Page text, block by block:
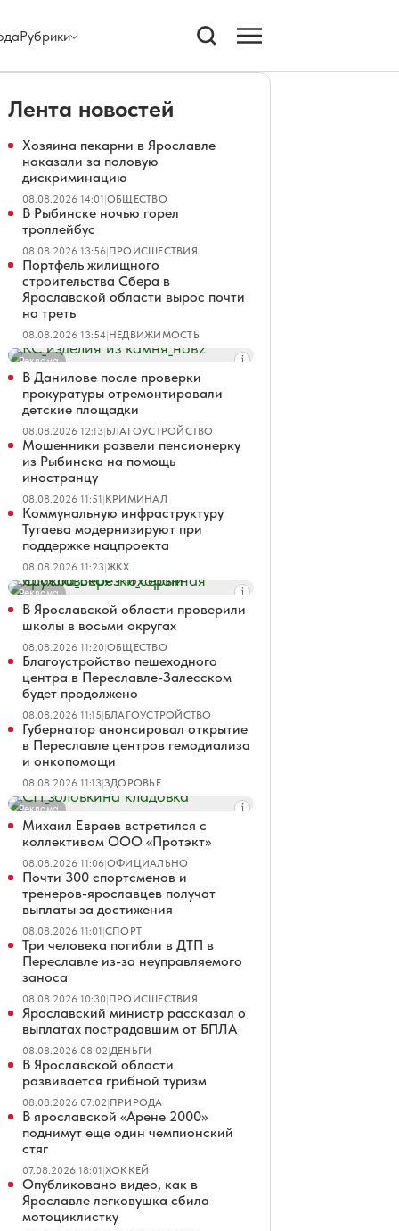
Рубрики
Лента новостей
Хозяина пекарни в Ярославле
наказали за половую
дискриминацию
08.08.2026 14:01|ОБЩЕСТВО
В Рыбинске ночью горел
троллейбус
08.08.2026 13:56|ПРОИСШЕСТВИЯ
Портфель жилищного
строительства Сбера в
Ярославской области вырос почти
на треть
08.08.2026 13:54|НЕДВИЖИМОСТЬ
Реклама
В Данилове после проверки
прокуратуры отремонтировали
детские площадки
08.08.2026 12:13|БЛАГОУСТРОЙСТВО
Мошенники развели пенсионерку
из Рыбинска на помощь
иностранцу
08.08.2026 11:51|КРИМИНАЛ
Коммунальную инфраструктуру
Тутаева модернизируют при
поддержке нацпроекта
08.08.2026 11:23|ЖКХ
Реклама
В Ярославской области проверили
школы в восьми округах
08.08.2026 11:20|ОБЩЕСТВО
Благоустройство пешеходного
центра в Переславле-Залесском
будет продолжено
08.08.2026 11:15|БЛАГОУСТРОЙСТВО
Губернатор анонсировал открытие
в Переславле центров гемодиализа
и онкопомощи
08.08.2026 11:13|ЗДОРОВЬЕ
Реклама
Михаил Евраев встретился с
коллективом ООО «Протэкт»
08.08.2026 11:06|ОФИЦИАЛЬНО
Почти 300 спортсменов и
тренеров-ярославцев получат
выплаты за достижения
08.08.2026 11:01|СПОРТ
Три человека погибли в ДТП в
Переславле из-за неуправляемого
заноса
08.08.2026 10:30|ПРОИСШЕСТВИЯ
Ярославский министр рассказал о
выплатах пострадавшим от БПЛА
08.08.2026 08:02|ДЕНЬГИ
В Ярославской области
развивается грибной туризм
08.08.2026 07:02|ПРИРОДА
В ярославской «Арене 2000»
поднимут еще один чемпионский
стяг
07.08.2026 18:01|ХОККЕЙ
Опубликовано видео, как в
Ярославле легковушка сбила
мотоциклистку